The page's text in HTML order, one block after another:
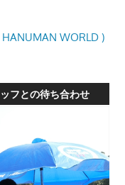
WORLD )
フとの待ち合わせ